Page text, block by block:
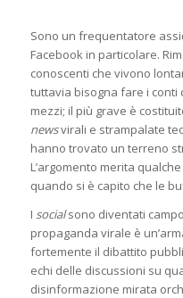
Sono un frequentatore
Facebook in particolare.
conoscenti che vivono
tuttavia bisogna fare i conti
mezzi; il più grave è
newsvirali e strampalate
hanno trovato un terreno
L’argomento merita
quando si è capito che le
I socialsono diventati
propaganda virale è
fortemente il dibattito
echi delle discussioni su
disinformazione mirata